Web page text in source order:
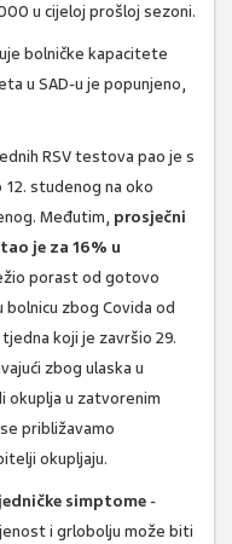
u cijeloj prošloj sezoni.
bolničke kapacitete
u SAD-u je popunjeno,
RSV testova pao je s
studenog na oko
Međutim, prosječni
je za 16% u
porast od gotovo
zbog Covida od
koji je završio 29.
zbog ulaska u
okuplja u zatvorenim
približavamo
okupljaju.
simptome-
i grlobolju može biti